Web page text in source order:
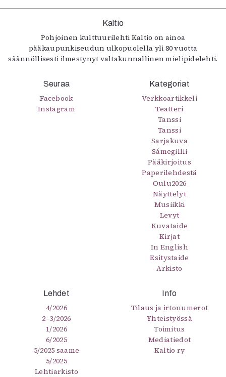
Kaltio
Pohjoinen kulttuurilehti Kaltio on ainoa
pääkaupunkiseudun ulkopuolella yli 80 vuotta
säännöllisesti ilmestynyt valtakunnallinen mielipidelehti.
Seuraa
Facebook
Instagram
Kategoriat
Verkkoartikkeli
Teatteri
Tanssi
Tanssi
Sarjakuva
Sámegillii
Pääkirjoitus
Paperilehdestä
Oulu2026
Näyttelyt
Musiikki
Levyt
Kuvataide
Kirjat
In English
Esitystaide
Arkisto
Lehdet
4/2026
2–3/2026
1/2026
6/2025
5/2025 saame
5/2025
Lehtiarkisto
Info
Tilaus ja irtonumerot
Yhteistyössä
Toimitus
Mediatiedot
Kaltio ry